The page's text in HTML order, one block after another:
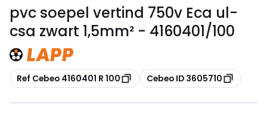
pvc soepel vertind 750v Eca ul-
csa zwart 1,5mm² - 4160401/100
Kopiëren
Ref Cebeo 4160401 R 100 Kopiëren
Cebeo ID 3605710